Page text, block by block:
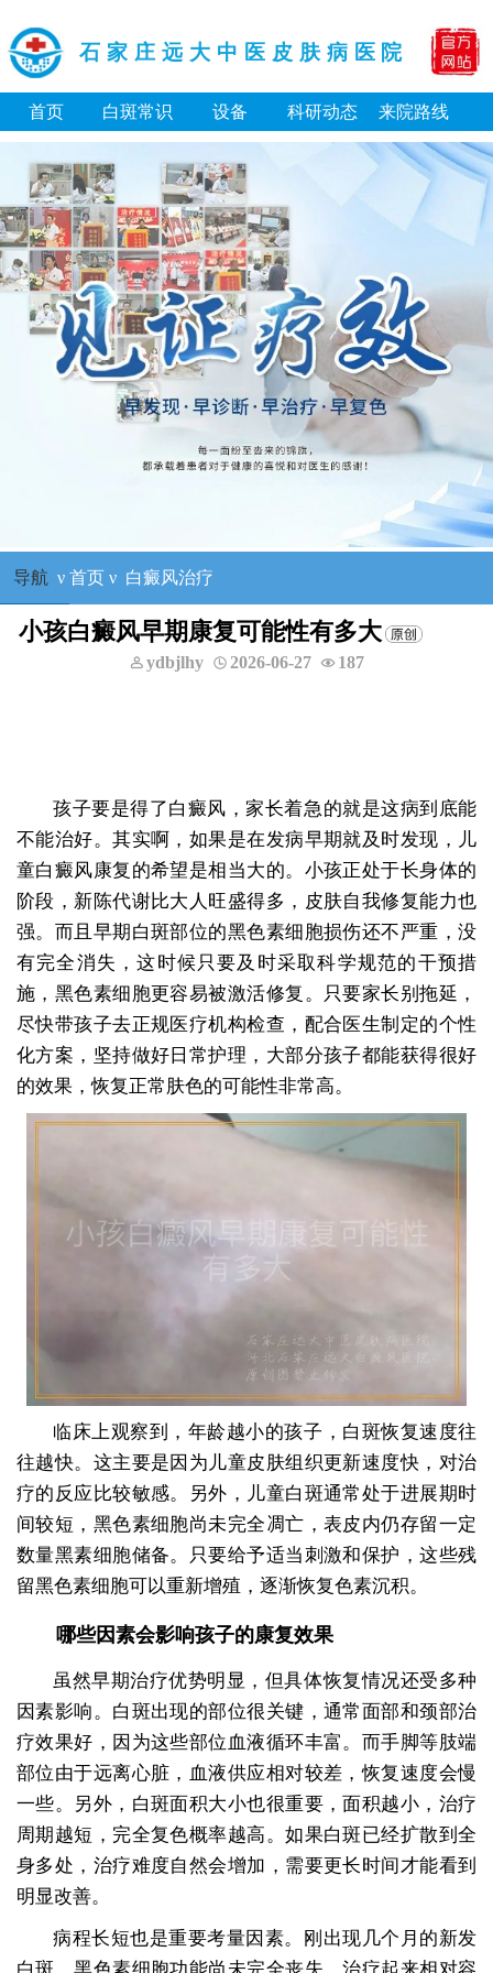
石家庄远大中医皮肤病医院
首页 白斑常识 设备 科研动态 来院路线
导航 ν 首页ν 白癜风治疗
小孩白癜风早期康复可能性有多大
ydbjlhy 2026-06-27 187
孩子要是得了白癜风，家长着急的就是这病到底能
不能治好。其实啊，如果是在发病早期就及时发现，儿
童白癜风康复的希望是相当大的。小孩正处于长身体的
阶段，新陈代谢比大人旺盛得多，皮肤自我修复能力也
强。而且早期白斑部位的黑色素细胞损伤还不严重，没
有完全消失，这时候只要及时采取科学规范的干预措
施，黑色素细胞更容易被激活修复。只要家长别拖延，
尽快带孩子去正规医疗机构检查，配合医生制定的个性
化方案，坚持做好日常护理，大部分孩子都能获得很好
的效果，恢复正常肤色的可能性非常高。
临床上观察到，年龄越小的孩子，白斑恢复速度往
往越快。这主要是因为儿童皮肤组织更新速度快，对治
疗的反应比较敏感。另外，儿童白斑通常处于进展期时
间较短，黑色素细胞尚未完全凋亡，表皮内仍存留一定
数量黑素细胞储备。只要给予适当刺激和保护，这些残
留黑色素细胞可以重新增殖，逐渐恢复色素沉积。
哪些因素会影响孩子的康复效果
虽然早期治疗优势明显，但具体恢复情况还受多种
因素影响。白斑出现的部位很关键，通常面部和颈部治
疗效果好，因为这些部位血液循环丰富。而手脚等肢端
部位由于远离心脏，血液供应相对较差，恢复速度会慢
一些。另外，白斑面积大小也很重要，面积越小，治疗
周期越短，完全复色概率越高。如果白斑已经扩散到全
身多处，治疗难度自然会增加，需要更长时间才能看到
明显改善。
病程长短也是重要考量因素。刚出现几个月的新发